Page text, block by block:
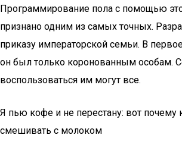
Программирование пола с помощью
признано одним из самых точных.
приказу императорской семьи. В
он был только коронованным особам.
воспользоваться им могут все.
Я пью кофе и не перестану: вот почему
смешивать с молоком